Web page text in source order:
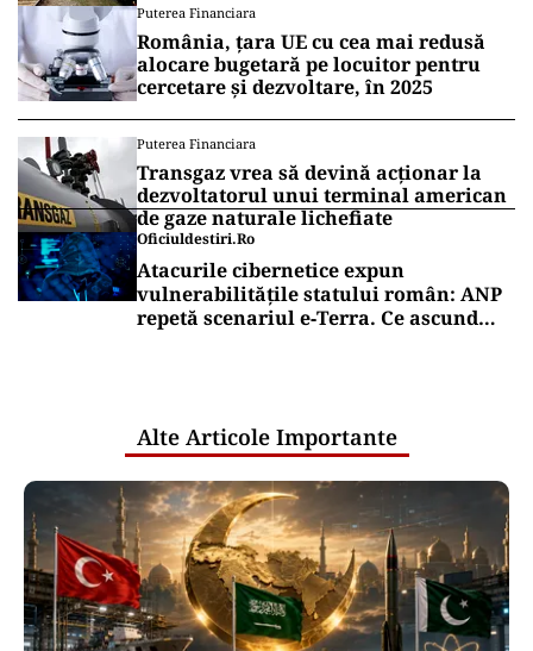
Puterea Financiara
România, țara UE cu cea mai redusă
alocare bugetară pe locuitor pentru
cercetare și dezvoltare, în 2025
Puterea Financiara
Transgaz vrea să devină acționar la
dezvoltatorul unui terminal american
de gaze naturale lichefiate
Oficiuldestiri.ro
Atacurile cibernetice expun
vulnerabilitățile statului român: ANP
repetă scenariul e‑Terra. Ce ascund
Alte Articole Importante